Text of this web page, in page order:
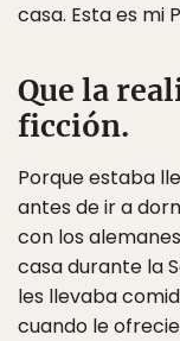
casa. Esta es mi
Que la
ficción.
Porque estaba
antes de ir a
con los
casa durante la
les llevaba
cuando le